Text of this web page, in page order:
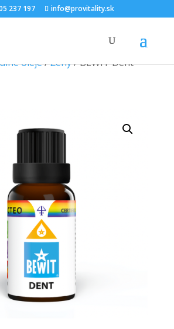
237 197 info@provitality.sk
oleje/Ženy/ BEWIT Dent